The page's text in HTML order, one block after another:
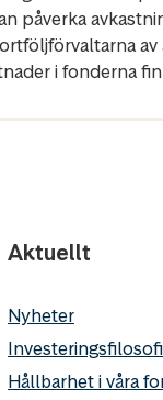
påverka
av
i fonderna
Aktuellt
Nyheter
Investeringsfilosofi
Hållbarhet i våra